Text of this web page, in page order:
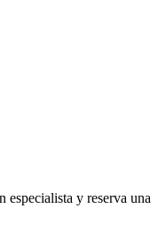
y reserva una